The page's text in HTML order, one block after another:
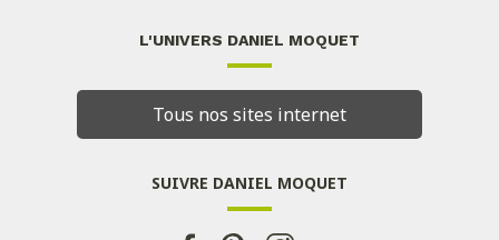
L'UNIVERS DANIEL MOQUET
Tous nos sites internet
SUIVRE DANIEL MOQUET